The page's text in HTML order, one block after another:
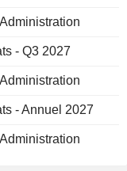
- Q3 2027
- Annuel 2027